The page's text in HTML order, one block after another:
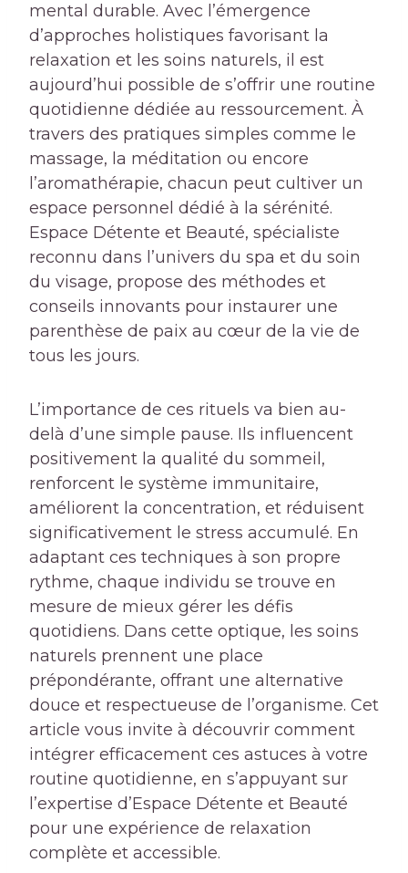
mental durable. Avec l’émergence
d’approches holistiques favorisant la
relaxation et les soins naturels, il est
aujourd’hui possible de s’offrir une routine
quotidienne dédiée au ressourcement. À
travers des pratiques simples comme le
massage, la méditation ou encore
l’aromathérapie, chacun peut cultiver un
espace personnel dédié à la sérénité.
Espace Détente et Beauté, spécialiste
reconnu dans l’univers du spa et du soin
du visage, propose des méthodes et
conseils innovants pour instaurer une
parenthèse de paix au cœur de la vie de
tous les jours.
L’importance de ces rituels va bien au-
delà d’une simple pause. Ils influencent
positivement la qualité du sommeil,
renforcent le système immunitaire,
améliorent la concentration, et réduisent
significativement le stress accumulé. En
adaptant ces techniques à son propre
rythme, chaque individu se trouve en
mesure de mieux gérer les défis
quotidiens. Dans cette optique, les soins
naturels prennent une place
prépondérante, offrant une alternative
douce et respectueuse de l’organisme. Cet
article vous invite à découvrir comment
intégrer efficacement ces astuces à votre
routine quotidienne, en s’appuyant sur
l’expertise d’Espace Détente et Beauté
pour une expérience de relaxation
complète et accessible.